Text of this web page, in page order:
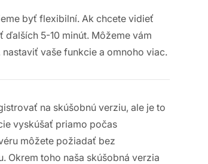
byť flexibilní. Ak chcete vidieť
5-10 minút. Môžeme vám
vaše funkcie a omnoho viac.
na skúšobnú verziu, ale je to
vyskúšať priamo počas
môžete požiadať bez
Okrem toho naša skúšobná verzia